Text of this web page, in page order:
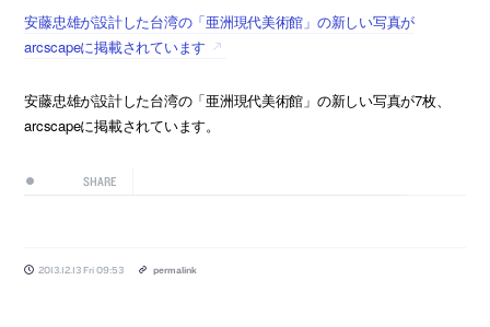
安藤忠雄が設計した台湾の「亜洲現代美術館」の新しい写真が
arcscapeに掲載されています
安藤忠雄が設計した台湾の「亜洲現代美術館」の新しい写真が7枚、
arcscapeに掲載されています。
SHARE
2013.12.13 Fri 09:53 permalink